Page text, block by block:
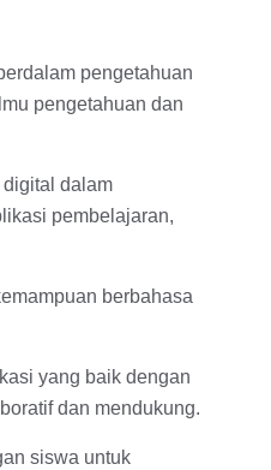
pengetahuan
pengetahuan dan
dalam
pembelajaran,
berbahasa
yang baik dengan
dan mendukung.
siswa untuk